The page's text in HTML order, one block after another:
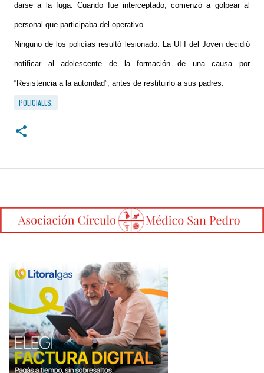
darse a la fuga. Cuando fue interceptado, comenzó a golpear al
personal que participaba del operativo.
Ninguno de los policías resultó lesionado. La UFI del Joven decidió
notificar al adolescente de la formación de una causa por
“Resistencia a la autoridad”, antes de restituirlo a sus padres.
POLICIALES.